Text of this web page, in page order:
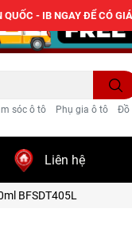
sóc ô tô Phụ gia ô tô Đồ
Liên hệ
BFSDT405L
QUỐC - IB NGAY ĐỂ CÓ